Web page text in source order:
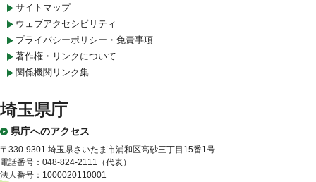
サイトマップ
ウェブアクセシビリティ
プライバシーポリシー・免責事項
著作権・リンクについて
関係機関リンク集
埼玉県庁
県庁へのアクセス
〒330-9301 埼玉県さいたま市浦和区高砂三丁目15番1号
電話番号：048-824-2111（代表）
法人番号：1000020110001